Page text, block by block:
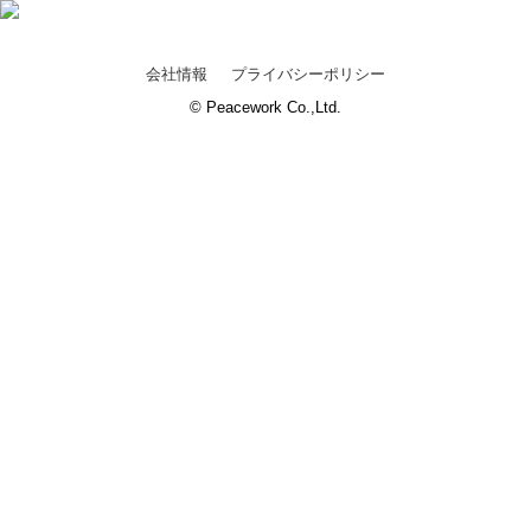
会社情報
プライバシーポリシー
© Peacework Co.,Ltd.